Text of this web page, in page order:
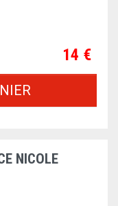
Prix
14 €
NICOLE